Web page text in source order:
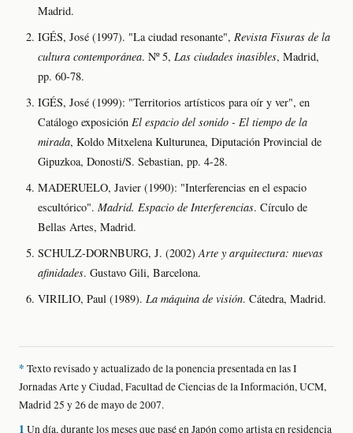
Madrid.
IGÉS, José (1997). "La ciudad resonante", Revista Fisuras de la
cultura contemporánea. Nº 5, Las ciudades inasibles, Madrid,
pp. 60-78.
IGÉS, José (1999): "Territorios artísticos para oír y ver", en
Catálogo exposición El espacio del sonido - El tiempo de la
mirada, Koldo Mitxelena Kulturunea, Diputación Provincial de
Gipuzkoa, Donosti/S. Sebastian, pp. 4-28.
MADERUELO, Javier (1990): "Interferencias en el espacio
escultórico". Madrid. Espacio de Interferencias. Círculo de
Bellas Artes, Madrid.
SCHULZ-DORNBURG, J. (2002)Arte y arquitectura: nuevas
afinidades. Gustavo Gili, Barcelona.
VIRILIO, Paul (1989). La máquina de visión. Cátedra, Madrid.
* Texto revisado y actualizado de la ponencia presentada en las I
Jornadas Arte y Ciudad, Facultad de Ciencias de la Información, UCM,
Madrid 25 y 26 de mayo de 2007.
1 Un día, durante los meses que pasé en Japón como artista en residencia